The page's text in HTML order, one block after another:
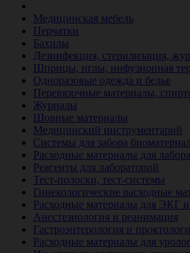
Медицинская мебель
Перчатки
Бахилы
Дезинфекция, стерилизация,
Шприцы, иглы, инфузионная
Одноразовые одежда и белье
Перевязочные материалы,
Журналы
Шовные материалы
Медицинский инструментарий
Системы для забора
Расходные материалы для
Реагенты для лабораторий
Тест-полоски, тест-системы
Гинекологические расходные
Расходные материалы для ЭКГ
Анестезиология и реанимация
Гастроэнтерология и
Расходные материалы для